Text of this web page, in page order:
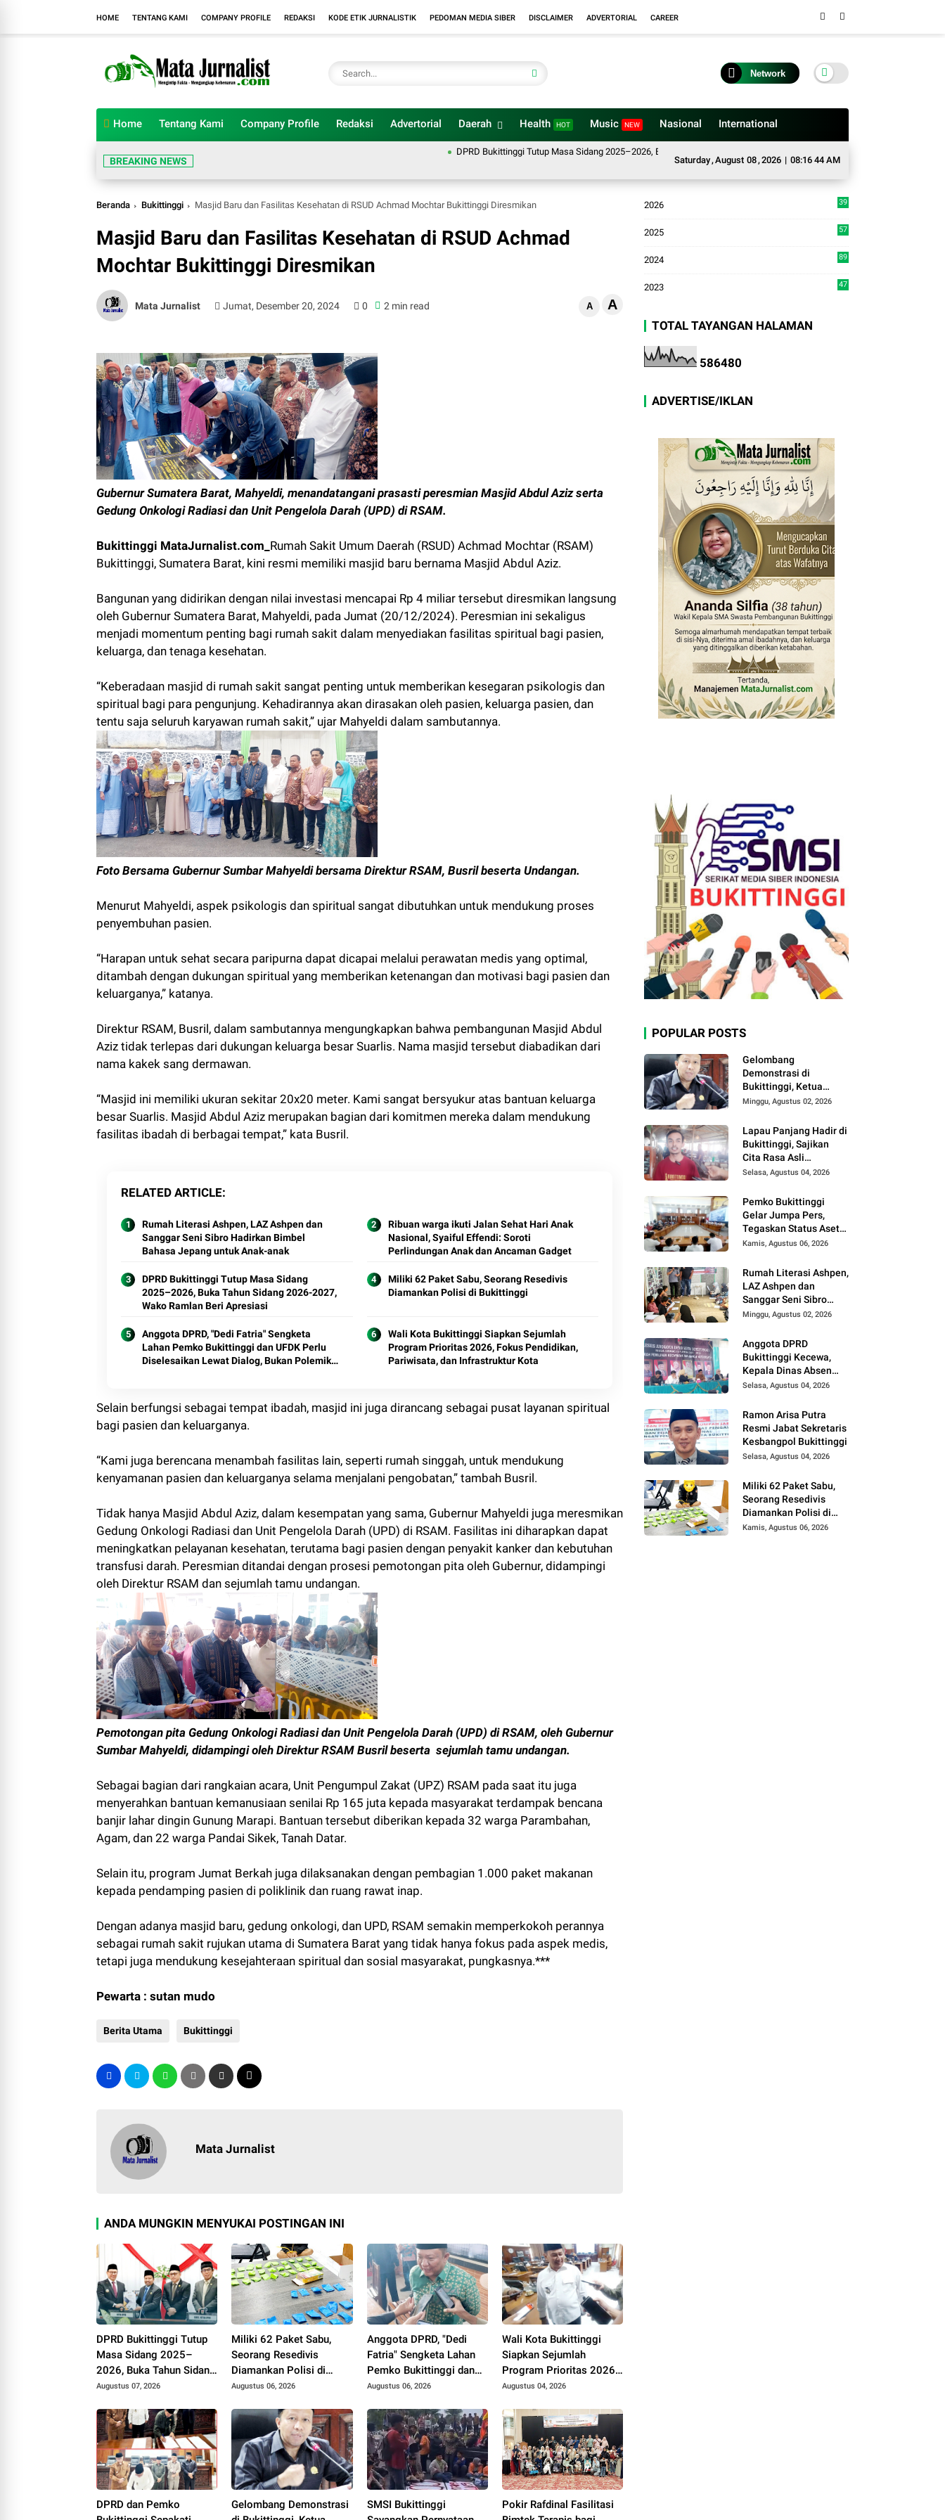
HOME TENTANG KAMI COMPANY PROFILE REDAKSI KODE ETIK JURNALISTIK PEDOMAN MEDIA SIBER DISCLAIMER ADVERTORIAL CAREER
Network
Home Tentang Kami Company Profile Redaksi Advertorial Daerah Health HOT Music NEW Nasional International
Saturday,August 08,2026 | 08:16 45 AM
BREAKING NEWS
DPRD Bukittinggi Tutup Masa Sidang 2025–2026, Buka Tahun Sidang 2026-2027, Wako Ramlan Beri Apresiasi
Beranda Bukittinggi Masjid Baru dan Fasilitas Kesehatan di RSUD Achmad Mochtar Bukittinggi Diresmikan
Masjid Baru dan Fasilitas Kesehatan di RSUD Achmad
Mochtar Bukittinggi Diresmikan
Mata Jurnalist Jumat, Desember 20, 2024 0 2 min read A A
Gubernur Sumatera Barat, Mahyeldi, menandatangani prasasti peresmian Masjid Abdul Aziz serta
Gedung Onkologi Radiasi dan Unit Pengelola Darah (UPD) di RSAM.
Bukittinggi MataJurnalist.com_ Rumah Sakit Umum Daerah (RSUD) Achmad Mochtar (RSAM)
Bukittinggi, Sumatera Barat, kini resmi memiliki masjid baru bernama Masjid Abdul Aziz.
Bangunan yang didirikan dengan nilai investasi mencapai Rp 4 miliar tersebut diresmikan langsung
oleh Gubernur Sumatera Barat, Mahyeldi, pada Jumat (20/12/2024). Peresmian ini sekaligus
menjadi momentum penting bagi rumah sakit dalam menyediakan fasilitas spiritual bagi pasien,
keluarga, dan tenaga kesehatan.
“Keberadaan masjid di rumah sakit sangat penting untuk memberikan kesegaran psikologis dan
spiritual bagi para pengunjung. Kehadirannya akan dirasakan oleh pasien, keluarga pasien, dan
tentu saja seluruh karyawan rumah sakit,” ujar Mahyeldi dalam sambutannya.
Foto Bersama Gubernur Sumbar Mahyeldi bersama Direktur RSAM, Busril beserta Undangan.
Menurut Mahyeldi, aspek psikologis dan spiritual sangat dibutuhkan untuk mendukung proses
penyembuhan pasien.
“Harapan untuk sehat secara paripurna dapat dicapai melalui perawatan medis yang optimal,
ditambah dengan dukungan spiritual yang memberikan ketenangan dan motivasi bagi pasien dan
keluarganya,” katanya.
Direktur RSAM, Busril, dalam sambutannya mengungkapkan bahwa pembangunan Masjid Abdul
Aziz tidak terlepas dari dukungan keluarga besar Suarlis. Nama masjid tersebut diabadikan dari
nama kakek sang dermawan.
“Masjid ini memiliki ukuran sekitar 20x20 meter. Kami sangat bersyukur atas bantuan keluarga
besar Suarlis. Masjid Abdul Aziz merupakan bagian dari komitmen mereka dalam mendukung
fasilitas ibadah di berbagai tempat,” kata Busril.
RELATED ARTICLE
Rumah Literasi Ashpen, LAZ Ashpen dan
Sanggar Seni Sibro Hadirkan Bimbel
Bahasa Jepang untuk Anak-anak
Ribuan warga ikuti Jalan Sehat Hari Anak
Nasional, Syaiful Effendi: Soroti
Perlindungan Anak dan Ancaman Gadget
DPRD Bukittinggi Tutup Masa Sidang
2025–2026, Buka Tahun Sidang 2026-2027,
Wako Ramlan Beri Apresiasi
Miliki 62 Paket Sabu, Seorang Resedivis
Diamankan Polisi di Bukittinggi
Anggota DPRD, "Dedi Fatria" Sengketa
Lahan Pemko Bukittinggi dan UFDK Perlu
Diselesaikan Lewat Dialog, Bukan Polemik
Wali Kota Bukittinggi Siapkan Sejumlah
Program Prioritas 2026, Fokus Pendidikan,
Pariwisata, dan Infrastruktur Kota
Selain berfungsi sebagai tempat ibadah, masjid ini juga dirancang sebagai pusat layanan spiritual
bagi pasien dan keluarganya.
“Kami juga berencana menambah fasilitas lain, seperti rumah singgah, untuk mendukung
kenyamanan pasien dan keluarganya selama menjalani pengobatan,” tambah Busril.
Tidak hanya Masjid Abdul Aziz, dalam kesempatan yang sama, Gubernur Mahyeldi juga meresmikan
Gedung Onkologi Radiasi dan Unit Pengelola Darah (UPD) di RSAM. Fasilitas ini diharapkan dapat
meningkatkan pelayanan kesehatan, terutama bagi pasien dengan penyakit kanker dan kebutuhan
transfusi darah. Peresmian ditandai dengan prosesi pemotongan pita oleh Gubernur, didampingi
oleh Direktur RSAM dan sejumlah tamu undangan.
Pemotongan pita Gedung Onkologi Radiasi dan Unit Pengelola Darah (UPD) di RSAM, oleh Gubernur
Sumbar Mahyeldi, didampingi oleh Direktur RSAM Busril beserta sejumlah tamu undangan.
Sebagai bagian dari rangkaian acara, Unit Pengumpul Zakat (UPZ) RSAM pada saat itu juga
menyerahkan bantuan kemanusiaan senilai Rp 165 juta kepada masyarakat terdampak bencana
banjir lahar dingin Gunung Marapi. Bantuan tersebut diberikan kepada 32 warga Parambahan,
Agam, dan 22 warga Pandai Sikek, Tanah Datar.
Selain itu, program Jumat Berkah juga dilaksanakan dengan pembagian 1.000 paket makanan
kepada pendamping pasien di poliklinik dan ruang rawat inap.
Dengan adanya masjid baru, gedung onkologi, dan UPD, RSAM semakin memperkokoh perannya
sebagai rumah sakit rujukan utama di Sumatera Barat yang tidak hanya fokus pada aspek medis,
tetapi juga mendukung kesejahteraan spiritual dan sosial masyarakat, pungkasnya.***
Pewarta : sutan mudo
Berita Utama Bukittinggi
Mata Jurnalist
ANDA MUNGKIN MENYUKAI POSTINGAN INI
DPRD Bukittinggi Tutup
Masa Sidang 2025–
2026, Buka Tahun Sidang
2026-2027, Wako
Augustus 07, 2026
Miliki 62 Paket Sabu,
Seorang Resedivis
Diamankan Polisi di
Bukittinggi
Augustus 06, 2026
Anggota DPRD, "Dedi
Fatria" Sengketa Lahan
Pemko Bukittinggi dan
UFDK Perlu Diselesaikan
Polemik di Media Sosial
Augustus 06, 2026
Wali Kota Bukittinggi
Siapkan Sejumlah
Program Prioritas 2026,
Fokus Pendidikan,
Infrastruktur Kota
Augustus 04, 2026
DPRD dan Pemko
Gelombang Demonstrasi
SMSI Bukittinggi
Pokir Rafdinal Fasilitasi
2026
39
2025
57
2024
89
2023 47
TOTAL TAYANGAN HALAMAN
586480
ADVERTISE/IKLAN
POPULAR POSTS
Gelombang
Demonstrasi di
Bukittinggi, Ketua
DPRD Ajak Semua
Kondusivitas.
Minggu, Agustus 02, 2026
Lapau Panjang Hadir di
Bukittinggi, Sajikan
Cita Rasa Asli
Minangkabau dengan
Selasa, Agustus 04, 2026
Pemko Bukittinggi
Gelar Jumpa Pers,
Tegaskan Status Aset
Daerah dan Klarifikasi
UFDK
Kamis, Agustus 06, 2026
Rumah Literasi Ashpen,
LAZ Ashpen dan
Sanggar Seni Sibro
Hadirkan Bimbel
Anak-anak
Minggu, Agustus 02, 2026
Anggota DPRD
Bukittinggi Kecewa,
Kepala Dinas Absen
pada Reses Masa
2025/ 2026.
Selasa, Agustus 04, 2026
Ramon Arisa Putra
Resmi Jabat Sekretaris
Kesbangpol Bukittinggi
Selasa, Agustus 04, 2026
Miliki 62 Paket Sabu,
Seorang Resedivis
Diamankan Polisi di
Bukittinggi
Kamis, Agustus 06, 2026